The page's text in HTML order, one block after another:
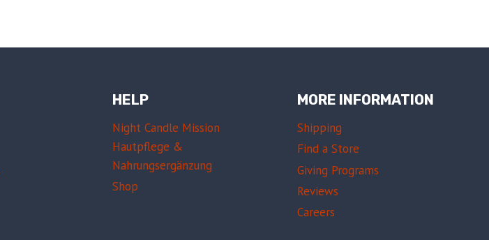
HELP
Night Candle Mission
Hautpflege &
Nahrungsergänzung
Shop
MORE INFORMATION
Shipping
Find a Store
Giving Programs
Reviews
Careers